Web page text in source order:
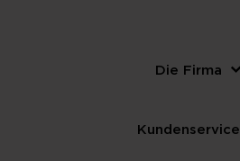
Die Firma
Kundenservice